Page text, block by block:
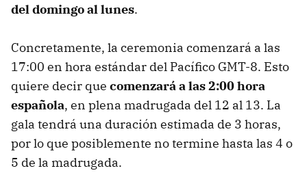
del domingo al lunes.
Concretamente, la ceremonia comenzará a las
17:00 en hora estándar del Pacífico GMT-8. Esto
quiere decir que comenzará a las 2:00 hora
española, en plena madrugada del 12 al 13. La
gala tendrá una duración estimada de 3 horas,
por lo que posiblemente no termine hasta las 4 o
5 de la madrugada.